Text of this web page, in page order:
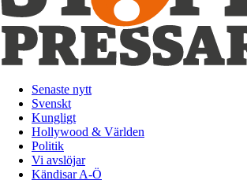
Senaste nytt
Svenskt
Kungligt
Hollywood & Världen
Politik
Vi avslöjar
Kändisar A-Ö